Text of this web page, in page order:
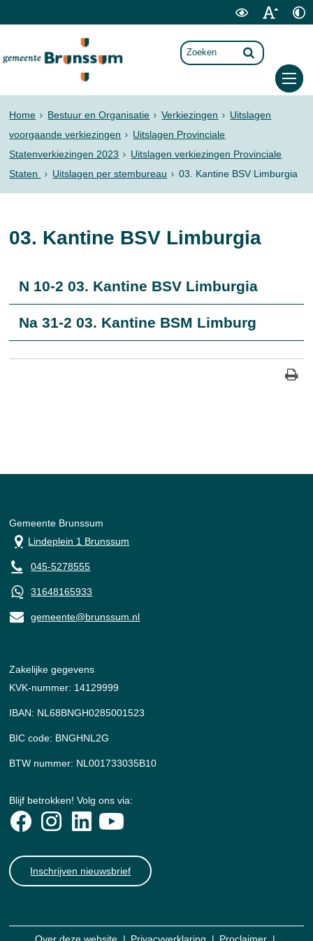
Home Bestuur en Organisatie Verkiezingen
Uitslagen
voorgaande verkiezingen
Uitslagen Provinciale
Statenverkiezingen 2023
Uitslagen verkiezingen Provinciale
Staten
Uitslagen per stembureau 03. Kantine BSV Limburgia
03. Kantine BSV Limburgia
N 10-2 03. Kantine BSV Limburgia
Na 31-2 03. Kantine BSM Limburg
Gemeente Brunssum
Lindeplein 1 Brunssum
045-5278555
31648165933
gemeente@brunssum.nl
Zakelijke gegevens
KVK-nummer: 14129999
IBAN: NL68BNGH0285001523
BIC code: BNGHNL2G
BTW nummer: NL001733035B10
Blijf betrokken! Volg ons via:
Inschrijven nieuwsbrief